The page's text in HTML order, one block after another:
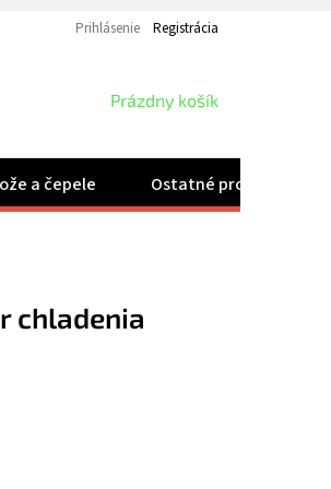
Prihlásenie Registrácia
NÁKUPNÝ
Prázdny košík
a čepele Ostatné produkty
chladenia